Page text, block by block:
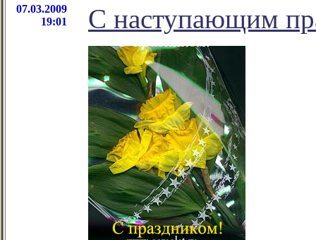
07.03.2009
19:01
C наступающим